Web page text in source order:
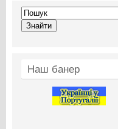
Наш банер